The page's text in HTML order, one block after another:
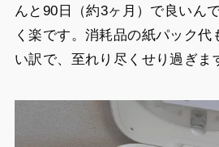
んと90日（約3ヶ月）で良いん
く楽です。消耗品の紙パック代
い訳で、至れり尽くせり過ぎま